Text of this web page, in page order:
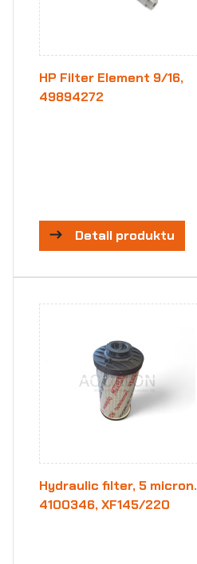
HP Filter Element 9/16,
49894272
Detail produktu
Hydraulic filter, 5 micron.
4100346, XF145/220